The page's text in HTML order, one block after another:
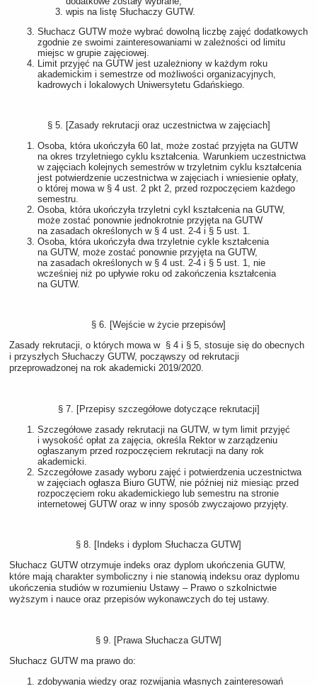
wpis na listę Słuchaczy GUTW.
Słuchacz GUTW może wybrać dowolną liczbę zajęć dodatkowych
zgodnie ze swoimi zainteresowaniami w zależności od limitu
miejsc w grupie zajęciowej.
Limit przyjęć na GUTW jest uzależniony w każdym roku
akademickim i semestrze od możliwości organizacyjnych,
kadrowych i lokalowych Uniwersytetu Gdańskiego.
§ 5. [Zasady rekrutacji oraz uczestnictwa w zajęciach]
Osoba, która ukończyła 60 lat, może zostać przyjęta na GUTW
na okres trzyletniego cyklu kształcenia. Warunkiem uczestnictwa
w zajęciach kolejnych semestrów w trzyletnim cyklu kształcenia
jest potwierdzenie uczestnictwa w zajęciach i wniesienie opłaty,
o której mowa w § 4 ust. 2 pkt 2, przed rozpoczęciem każdego
semestru.
Osoba, która ukończyła trzyletni cykl kształcenia na GUTW,
może zostać ponownie jednokrotnie przyjęta na GUTW
na zasadach określonych w § 4 ust. 2-4 i § 5 ust. 1.
Osoba, która ukończyła dwa trzyletnie cykle kształcenia
na GUTW, może zostać ponownie przyjęta na GUTW,
na zasadach określonych w § 4 ust. 2-4 i § 5 ust. 1, nie
wcześniej niż po upływie roku od zakończenia kształcenia
na GUTW.
§ 6. [Wejście w życie przepisów]
Zasady rekrutacji, o których mowa w § 4 i § 5, stosuje się do obecnych
i przyszłych Słuchaczy GUTW, począwszy od rekrutacji
przeprowadzonej na rok akademicki 2019/2020.
§ 7. [Przepisy szczegółowe dotyczące rekrutacji]
Szczegółowe zasady rekrutacji na GUTW, w tym limit przyjęć
i wysokość opłat za zajęcia, określa Rektor w zarządzeniu
ogłaszanym przed rozpoczęciem rekrutacji na dany rok
akademicki.
Szczegółowe zasady wyboru zajęć i potwierdzenia uczestnictwa
w zajęciach ogłasza Biuro GUTW, nie później niż miesiąc przed
rozpoczęciem roku akademickiego lub semestru na stronie
internetowej GUTW oraz w inny sposób zwyczajowo przyjęty.
§ 8. [Indeks i dyplom Słuchacza GUTW]
Słuchacz GUTW otrzymuje indeks oraz dyplom ukończenia GUTW,
które mają charakter symboliczny i nie stanowią indeksu oraz dyplomu
ukończenia studiów w rozumieniu Ustawy ‒ Prawo o szkolnictwie
wyższym i nauce oraz przepisów wykonawczych do tej ustawy.
§ 9. [Prawa Słuchacza GUTW]
Słuchacz GUTW ma prawo do:
zdobywania wiedzy oraz rozwijania własnych zainteresowań